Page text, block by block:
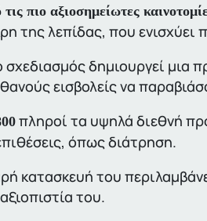
πιο αξιοσημείωτες
της λεπίδας, που
δημιουργεί μια
εισβολείς να
πληροί τα υψηλά διεθνή
όπως διάτρηση.
κατασκευή του
του.